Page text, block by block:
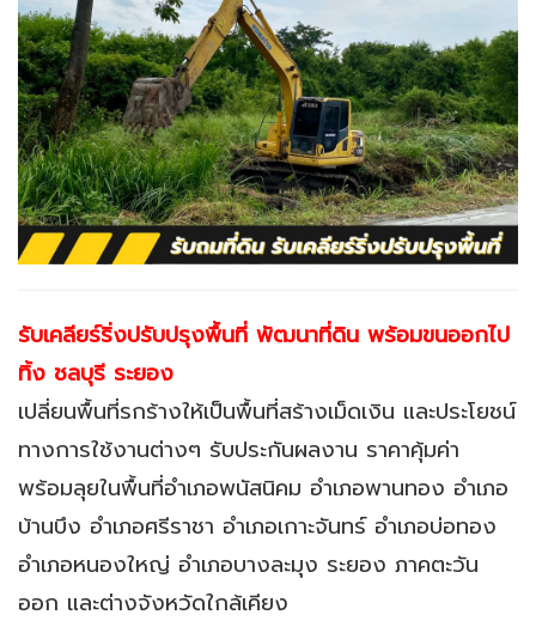
รับเคลียร์ริ่งปรับปรุงพื้นที่ พัฒนาที่ดิน พร้อมขนออกไป
ทิ้ง ชลบุรี ระยอง
เปลี่ยนพื้นที่รกร้างให้เป็นพื้นที่สร้างเม็ดเงิน และประโยชน์
ทางการใช้งานต่างๆ รับประกันผลงาน ราคาคุ้มค่า
พร้อมลุยในพื้นที่อำเภอพนัสนิคม อำเภอพานทอง อำเภอ
บ้านบึง อำเภอศรีราชา อำเภอเกาะจันทร์ อำเภอบ่อทอง
อำเภอหนองใหญ่ อำเภอบางละมุง ระยอง ภาคตะวัน
ออก และต่างจังหวัดใกล้เคียง